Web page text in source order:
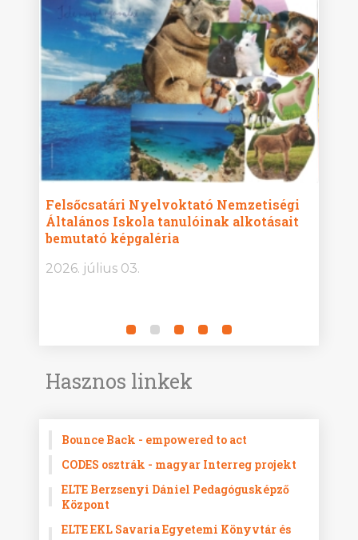
Felsőcsatári Nyelvoktató Nemzetiségi
Általános Iskola tanulóinak alkotásait
bemutató képgaléria
2026. július 03.
Hasznos linkek
Bounce Back - empowered to act
CODES osztrák - magyar Interreg projekt
ELTE Berzsenyi Dániel Pedagógusképző
Központ
ELTE EKL Savaria Egyetemi Könyvtár és